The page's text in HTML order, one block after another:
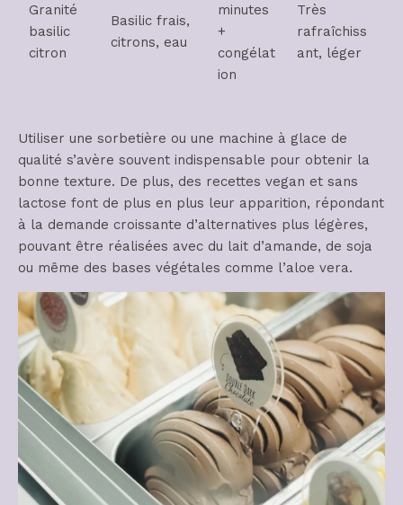
Granité
basilic
citron
Basilic frais,
citrons, eau
minutes
+
congélat
ion
Très
rafraîchiss
ant, léger
Utiliser une sorbetière ou une machine à glace de
qualité s’avère souvent indispensable pour obtenir la
bonne texture. De plus, des recettes vegan et sans
lactose font de plus en plus leur apparition, répondant
à la demande croissante d’alternatives plus légères,
pouvant être réalisées avec du lait d’amande, de soja
ou même des bases végétales comme l’aloe vera.